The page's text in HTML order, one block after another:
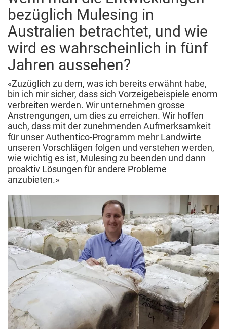
*NWD ist das grösste Wollauktionsgremium in
Australien und hat kürzlich einen Rückschritt in
Richtung weniger Transparenz gemacht.
Thema und die Gründe dafür kennen.
Teil dazu beitragen, das Beste zu tun, was wir
können, und dann noch etwas mehr, dann bin ich
sicher, dass die Kunden und die breite
Öffentlichkeit das, was naturbasierte Lösungen
für ihr Leben tun können, gutheissen und sehr
schätzen werden. Das bedeutet: kein Mulesing,
Kohlenstoffbindung und biologische Vielfalt,
während gleichzeitig Wert und Wohlstand
geschaffen werden. Der Einfluss unserer
Industrie bei der Unterstützung ländlicher
Gemeinden ist erstaunlich, und so verbessern
wir auch die Lebensgrundlagen unzähliger
ländlicher Gemeinden an Orten, die man nur
verstehen kann, wenn man sie sieht und erlebt.
bezüglich Mulesing in
Australien betrachtet, und wie
wird es wahrscheinlich in fünf
Jahren aussehen?
«Zuzüglich zu dem, was ich bereits erwähnt habe,
bin ich mir sicher, dass sich Vorzeigebeispiele enorm
verbreiten werden. Wir unternehmen grosse
Anstrengungen, um dies zu erreichen. Wir hoffen
auch, dass mit der zunehmenden Aufmerksamkeit
für unser Authentico-Programm mehr Landwirte
unseren Vorschlägen folgen und verstehen werden,
wie wichtig es ist, Mulesing zu beenden und dann
proaktiv Lösungen für andere Probleme
anzubieten.»